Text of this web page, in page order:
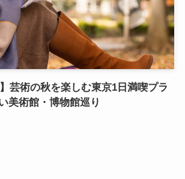
】芸術の秋を楽しむ東京1日満喫プラ
美術館・博物館巡り